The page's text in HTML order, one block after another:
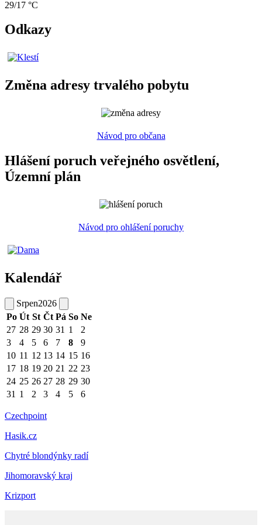
29/17 °C
Odkazy
Změna adresy trvalého pobytu
Návod pro občana
Hlášení poruch veřejného osvětlení,
Územní plán
Návod pro ohlášení poruchy
Kalendář
Srpen2026
Po Út St Čt Pá So Ne
27 28 29 30 31 1
2
3
4 5 6 7 8
9
10 11 12 13 14 15 16
17 18 19 20 21 22 23
24 25 26 27 28 29 30
31 1 2 3 4 5 6
Czechpoint
Hasik.cz
Chytré blondýnky radí
Jihomoravský kraj
Krizport